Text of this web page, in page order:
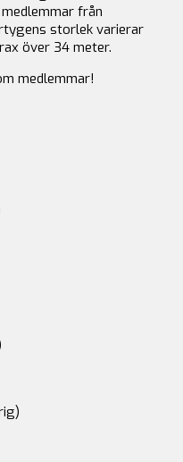
från
storlek varierar
över 34 meter.
medlemmar!